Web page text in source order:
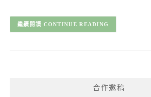
CONTINUE READING
合作邀稿